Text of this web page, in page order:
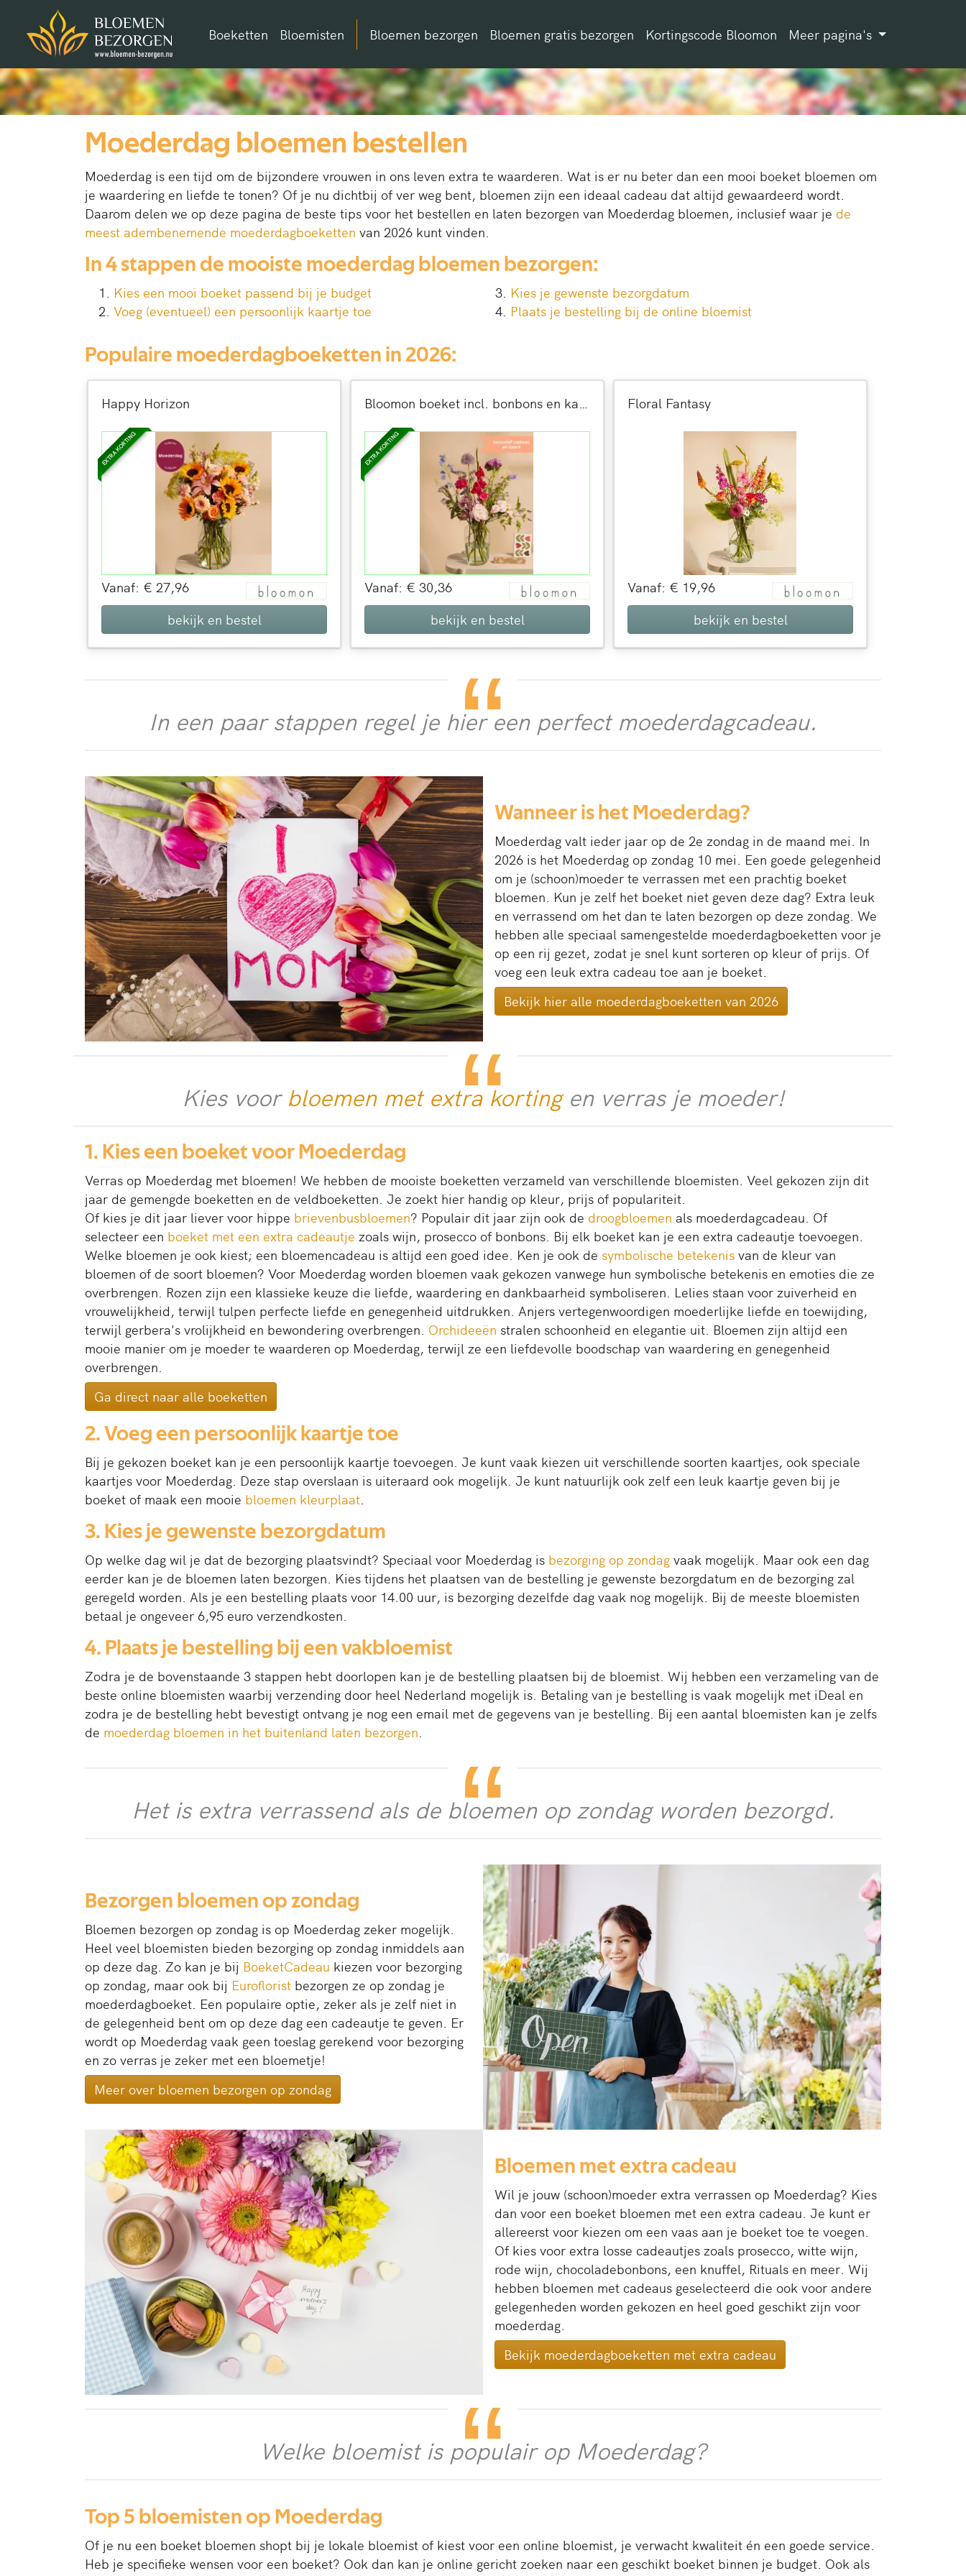
Boeketten Bloemisten Bloemen bezorgen Bloemen gratis bezorgen Kortingscode Bloomon Meer pagina's
Moederdag bloemen bestellen
Moederdag is een tijd om de bijzondere vrouwen in ons leven extra te waarderen. Wat is er nu beter dan een mooi boeket bloemen om
je waardering en liefde te tonen? Of je nu dichtbij of ver weg bent, bloemen zijn een ideaal cadeau dat altijd gewaardeerd wordt.
Daarom delen we op deze pagina de beste tips voor het bestellen en laten bezorgen van Moederdag bloemen, inclusief waar je de
meest adembenemende moederdagboeketten van 2026 kunt vinden.
In 4 stappen de mooiste moederdag bloemen bezorgen:
Kies een mooi boeket passend bij je budget
Voeg (eventueel) een persoonlijk kaartje toe
Kies je gewenste bezorgdatum
Plaats je bestelling bij de online bloemist
Populaire moederdagboeketten in 2026:
Happy Horizon
EXTRA KORTING
Vanaf: € 27,96
bekijk en bestel
EXTRA KORTING
Vanaf: € 30,36
bekijk en bestel
Floral Fantasy
Vanaf: € 19,96
bekijk en bestel
In een paar stappen regel je hier een perfect moederdagcadeau.
Wanneer is het Moederdag?
Moederdag valt ieder jaar op de 2e zondag in de maand mei. In
2026 is het Moederdag op zondag 10 mei. Een goede gelegenheid
om je (schoon)moeder te verrassen met een prachtig boeket
bloemen. Kun je zelf het boeket niet geven deze dag? Extra leuk
en verrassend om het dan te laten bezorgen op deze zondag. We
hebben alle speciaal samengestelde moederdagboeketten voor je
op een rij gezet, zodat je snel kunt sorteren op kleur of prijs. Of
voeg een leuk extra cadeau toe aan je boeket.
Bekijk hier alle moederdagboeketten van 2026
Kies voor bloemen met extra kortingen verras je moeder!
1. Kies een boeket voor Moederdag
Verras op Moederdag met bloemen! We hebben de mooiste boeketten verzameld van verschillende bloemisten. Veel gekozen zijn dit
jaar de gemengde boeketten en de veldboeketten. Je zoekt hier handig op kleur, prijs of populariteit.
Of kies je dit jaar liever voor hippe brievenbusbloemen? Populair dit jaar zijn ook de droogbloemen als moederdagcadeau. Of
selecteer een boeket met een extra cadeautje zoals wijn, prosecco of bonbons. Bij elk boeket kan je een extra cadeautje toevoegen.
Welke bloemen je ook kiest; een bloemencadeau is altijd een goed idee. Ken je ook de symbolische betekenis van de kleur van
bloemen of de soort bloemen? Voor Moederdag worden bloemen vaak gekozen vanwege hun symbolische betekenis en emoties die ze
overbrengen. Rozen zijn een klassieke keuze die liefde, waardering en dankbaarheid symboliseren. Lelies staan ​​voor zuiverheid en
vrouwelijkheid, terwijl tulpen perfecte liefde en genegenheid uitdrukken. Anjers vertegenwoordigen moederlijke liefde en toewijding,
terwijl gerbera's vrolijkheid en bewondering overbrengen. Orchideeën stralen schoonheid en elegantie uit. Bloemen zijn altijd een
mooie manier om je moeder te waarderen op Moederdag, terwijl ze een liefdevolle boodschap van waardering en genegenheid
overbrengen.
Ga direct naar alle boeketten
2. Voeg een persoonlijk kaartje toe
Bij je gekozen boeket kan je een persoonlijk kaartje toevoegen. Je kunt vaak kiezen uit verschillende soorten kaartjes, ook speciale
kaartjes voor Moederdag. Deze stap overslaan is uiteraard ook mogelijk. Je kunt natuurlijk ook zelf een leuk kaartje geven bij je
boeket of maak een mooie bloemen kleurplaat.
3. Kies je gewenste bezorgdatum
Op welke dag wil je dat de bezorging plaatsvindt? Speciaal voor Moederdag is bezorging op zondag vaak mogelijk. Maar ook een dag
eerder kan je de bloemen laten bezorgen. Kies tijdens het plaatsen van de bestelling je gewenste bezorgdatum en de bezorging zal
geregeld worden. Als je een bestelling plaats voor 14.00 uur, is bezorging dezelfde dag vaak nog mogelijk. Bij de meeste bloemisten
betaal je ongeveer 6,95 euro verzendkosten.
4. Plaats je bestelling bij een vakbloemist
Zodra je de bovenstaande 3 stappen hebt doorlopen kan je de bestelling plaatsen bij de bloemist. Wij hebben een verzameling van de
beste online bloemisten waarbij verzending door heel Nederland mogelijk is. Betaling van je bestelling is vaak mogelijk met iDeal en
zodra je de bestelling hebt bevestigt ontvang je nog een email met de gegevens van je bestelling. Bij een aantal bloemisten kan je zelfs
de moederdag bloemen in het buitenland laten bezorgen.
Het is extra verrassend als de bloemen op zondag worden bezorgd.
Bezorgen bloemen op zondag
Bloemen bezorgen op zondag is op Moederdag zeker mogelijk.
Heel veel bloemisten bieden bezorging op zondag inmiddels aan
op deze dag. Zo kan je bij BoeketCadeau kiezen voor bezorging
op zondag, maar ook bij Euroflorist bezorgen ze op zondag je
moederdagboeket. Een populaire optie, zeker als je zelf niet in
de gelegenheid bent om op deze dag een cadeautje te geven. Er
wordt op Moederdag vaak geen toeslag gerekend voor bezorging
en zo verras je zeker met een bloemetje!
Meer over bloemen bezorgen op zondag
Bloemen met extra cadeau
Wil je jouw (schoon)moeder extra verrassen op Moederdag? Kies
dan voor een boeket bloemen met een extra cadeau. Je kunt er
allereerst voor kiezen om een vaas aan je boeket toe te voegen.
Of kies voor extra losse cadeautjes zoals prosecco, witte wijn,
rode wijn, chocoladebonbons, een knuffel, Rituals en meer. Wij
hebben bloemen met cadeaus geselecteerd die ook voor andere
gelegenheden worden gekozen en heel goed geschikt zijn voor
moederdag.
Bekijk moederdagboeketten met extra cadeau
Welke bloemist is populair op Moederdag?
Top 5 bloemisten op Moederdag
Of je nu een boeket bloemen shopt bij je lokale bloemist of kiest voor een online bloemist, je verwacht kwaliteit én een goede service.
Heb je specifieke wensen voor een boeket? Ook dan kan je online gericht zoeken naar een geschikt boeket binnen je budget. Ook als